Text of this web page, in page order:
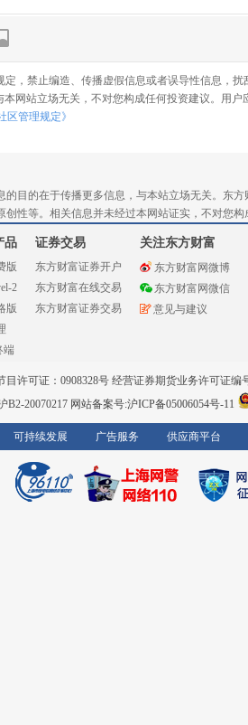
定，禁止编造、传播虚假信息或者误导性信息，
网站立场无关，不对您构成任何投资建议。用
区管理规定》
的目的在于传播更多信息，与本站立场无关。东
创性等。相关信息并未经过本网站证实，不对您
品
版
2
版
端
证券交易
东方财富证券开户
东方财富在线交易
东方财富证券交易
关注东方财富
东方财富网微博
东方财富网微信
意见与建议
许可证：0908328号 经营证券期货业务许可证编
B2-20070217 网站备案号:沪ICP备05006054号-11
可持续发展 广告服务 供应商平台